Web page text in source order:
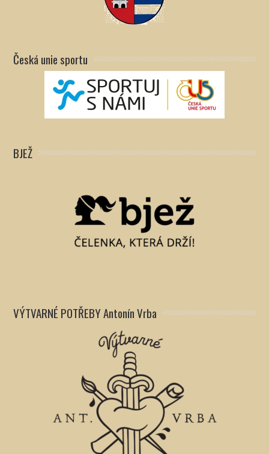
Česká unie sportu
BJEŽ
VÝTVARNÉ POTŘEBY Antonín Vrba